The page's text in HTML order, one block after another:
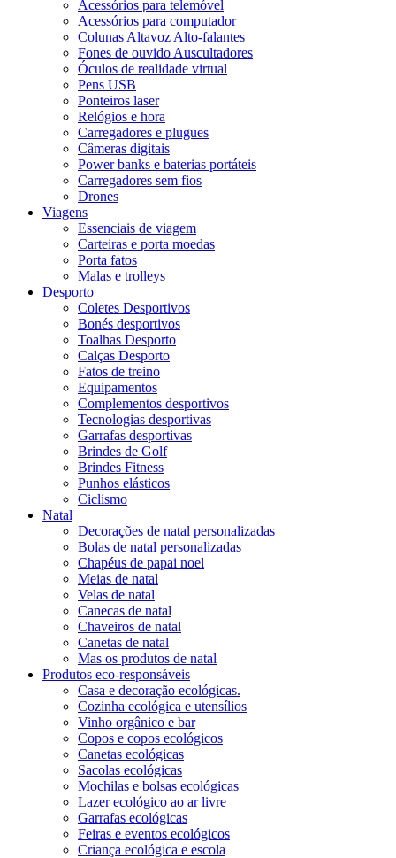
Acessórios para telemóvel
Acessórios para computador
Colunas Altavoz Alto-falantes
Fones de ouvido Auscultadores
Óculos de realidade virtual
Pens USB
Ponteiros laser
Relógios e hora
Carregadores e plugues
Câmeras digitais
Power banks e baterias portáteis
Carregadores sem fios
Drones
Viagens
Essenciais de viagem
Carteiras e porta moedas
Porta fatos
Malas e trolleys
Desporto
Coletes Desportivos
Bonés desportivos
Toalhas Desporto
Calças Desporto
Fatos de treino
Equipamentos
Complementos desportivos
Tecnologias desportivas
Garrafas desportivas
Brindes de Golf
Brindes Fitness
Punhos elásticos
Ciclismo
Natal
Decorações de natal personalizadas
Bolas de natal personalizadas
Chapéus de papai noel
Meias de natal
Velas de natal
Canecas de natal
Chaveiros de natal
Canetas de natal
Mas os produtos de natal
Produtos eco-responsáveis
Casa e decoração ecológicas.
Cozinha ecológica e utensílios
Vinho orgânico e bar
Copos e copos ecológicos
Canetas ecológicas
Sacolas ecológicas
Mochilas e bolsas ecológicas
Lazer ecológico ao ar livre
Garrafas ecológicas
Feiras e eventos ecológicos
Criança ecológica e escola